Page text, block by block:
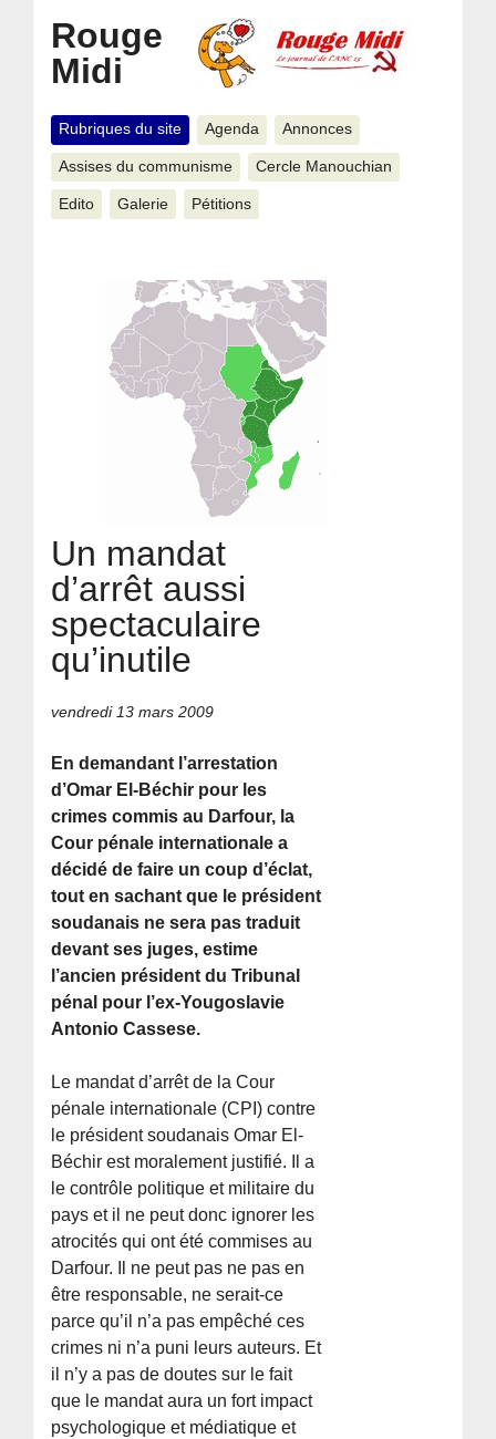
Rouge
Midi
Rubriques du site Agenda Annonces
Assises du communisme Cercle Manouchian
Edito Galerie Pétitions
Un mandat
d’arrêt aussi
spectaculaire
qu’inutile
vendredi 13 mars 2009
En demandant l’arrestation
d’Omar El-Béchir pour les
crimes commis au Darfour, la
Cour pénale internationale a
décidé de faire un coup d’éclat,
tout en sachant que le président
soudanais ne sera pas traduit
devant ses juges, estime
l’ancien président du Tribunal
pénal pour l’ex-Yougoslavie
Antonio Cassese.
Le mandat d’arrêt de la Cour
pénale internationale (CPI) contre
le président soudanais Omar El-
Béchir est moralement justifié. Il a
le contrôle politique et militaire du
pays et il ne peut donc ignorer les
atrocités qui ont été commises au
Darfour. Il ne peut pas ne pas en
être responsable, ne serait-ce
parce qu’il n’a pas empêché ces
crimes ni n’a puni leurs auteurs. Et
il n’y a pas de doutes sur le fait
que le mandat aura un fort impact
psychologique et médiatique et